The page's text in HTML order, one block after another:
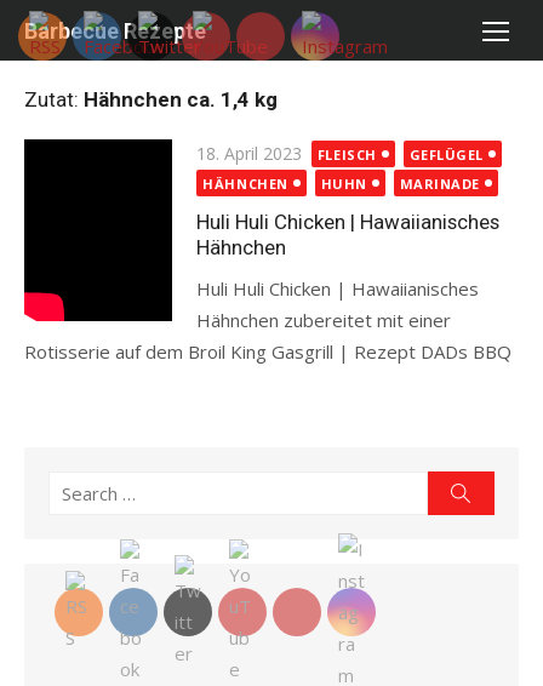
Skip
Barbecue Rezepte
Zutat: Hähnchen ca. 1,4 kg
Posted
on
18. April 2023 FLEISCH
GEFLÜGEL
HÄHNCHEN
HUHN MARINADE
Huli Huli Chicken | Hawaiianisches
Hähnchen
Huli Huli Chicken | Hawaiianisches
Hähnchen zubereitet mit einer
Rotisserie auf dem Broil King Gasgrill | Rezept DADs BBQ
Search